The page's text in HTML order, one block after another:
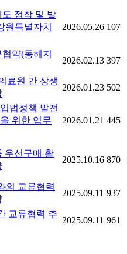
정착 및 발
원특별자치
2026.05.26 107
약(동해지
2026.02.13 397
료원 간 상생
2026.01.23 502
법정책 발전
위한 업무
2026.01.21 445
우선구매 활
2025.10.16 870
의 교류협력
2025.09.11 937
교류협력 추
2025.09.11 961